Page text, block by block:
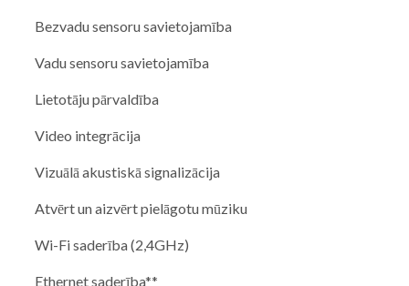
Bezvadu sensoru savietojamība
Vadu sensoru savietojamība
Lietotāju pārvaldība
Video integrācija
Vizuālā akustiskā signalizācija
Atvērt un aizvērt pielāgotu mūziku
Wi-Fi saderība (2,4GHz)
Ethernet saderība**